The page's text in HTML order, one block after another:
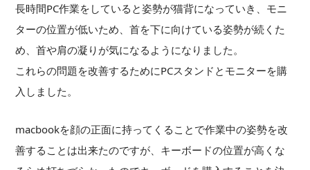
長時間PC作業をしていると姿勢が猫背になっていき、モニ
ターの位置が低いため、首を下に向けている姿勢が続くた
め、首や肩の凝りが気になるようになりました。
これらの問題を改善するためにPCスタンドとモニターを購
入しました。
macbookを顔の正面に持ってくることで作業中の姿勢を改
善することは出来たのですが、キーボードの位置が高くな